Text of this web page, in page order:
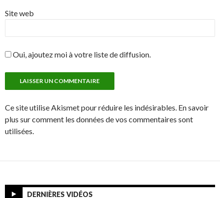
Site web
Oui, ajoutez moi à votre liste de diffusion.
Ce site utilise Akismet pour réduire les indésirables. En savoir
plus sur comment les données de vos commentaires sont
utilisées.
DERNIÈRES VIDÉOS